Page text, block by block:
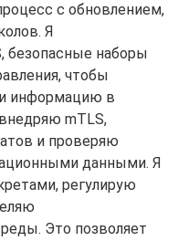
с обновлением,
Я
безопасные наборы
чтобы
информацию в
mTLS,
и проверяю
данными. Я
регулирую
Это позволяет